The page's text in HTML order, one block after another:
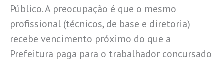
Público. A preocupação é que o mesmo
profissional (técnicos, de base e diretoria)
recebe vencimento próximo do que a
Prefeitura paga para o trabalhador concursado